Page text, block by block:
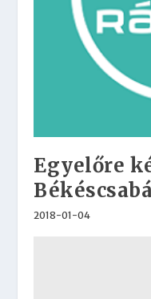
Egyelőre
2018-01-04